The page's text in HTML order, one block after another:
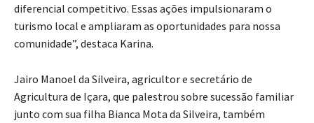
diferencial competitivo. Essas ações impulsionaram o
turismo local e ampliaram as oportunidades para nossa
comunidade”, destaca Karina.
Jairo Manoel da Silveira, agricultor e secretário de
Agricultura de Içara, que palestrou sobre sucessão familiar
junto com sua filha Bianca Mota da Silveira, também